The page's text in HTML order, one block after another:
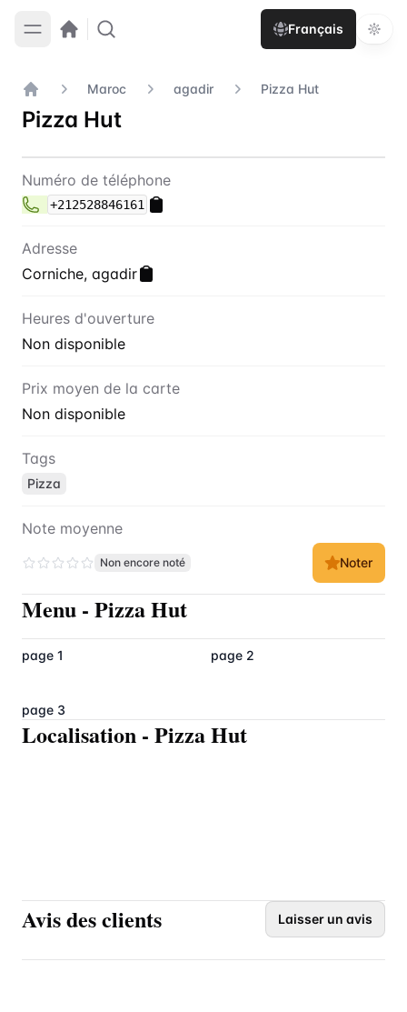
Français
Accueil
Maroc agadir Pizza Hut
Pizza Hut
Contact Pizza Hut
Numéro de téléphone
+212528846161
Adresse
Corniche, agadir
Heures d'ouverture
Non disponible
Prix moyen de la carte
Non disponible
Tags
Pizza
Note moyenne
Non encore noté Noter
Menu - Pizza Hut
page 1 page 2
page 3
Localisation - Pizza Hut
Avis des clients Laisser un avis